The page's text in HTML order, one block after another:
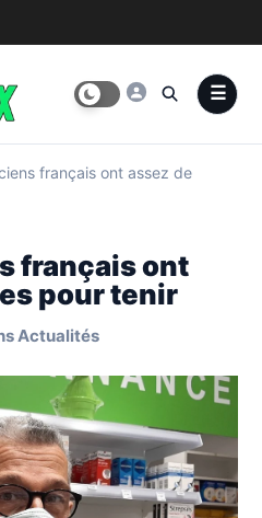
français ont assez de
français ont
pour tenir
Actualités